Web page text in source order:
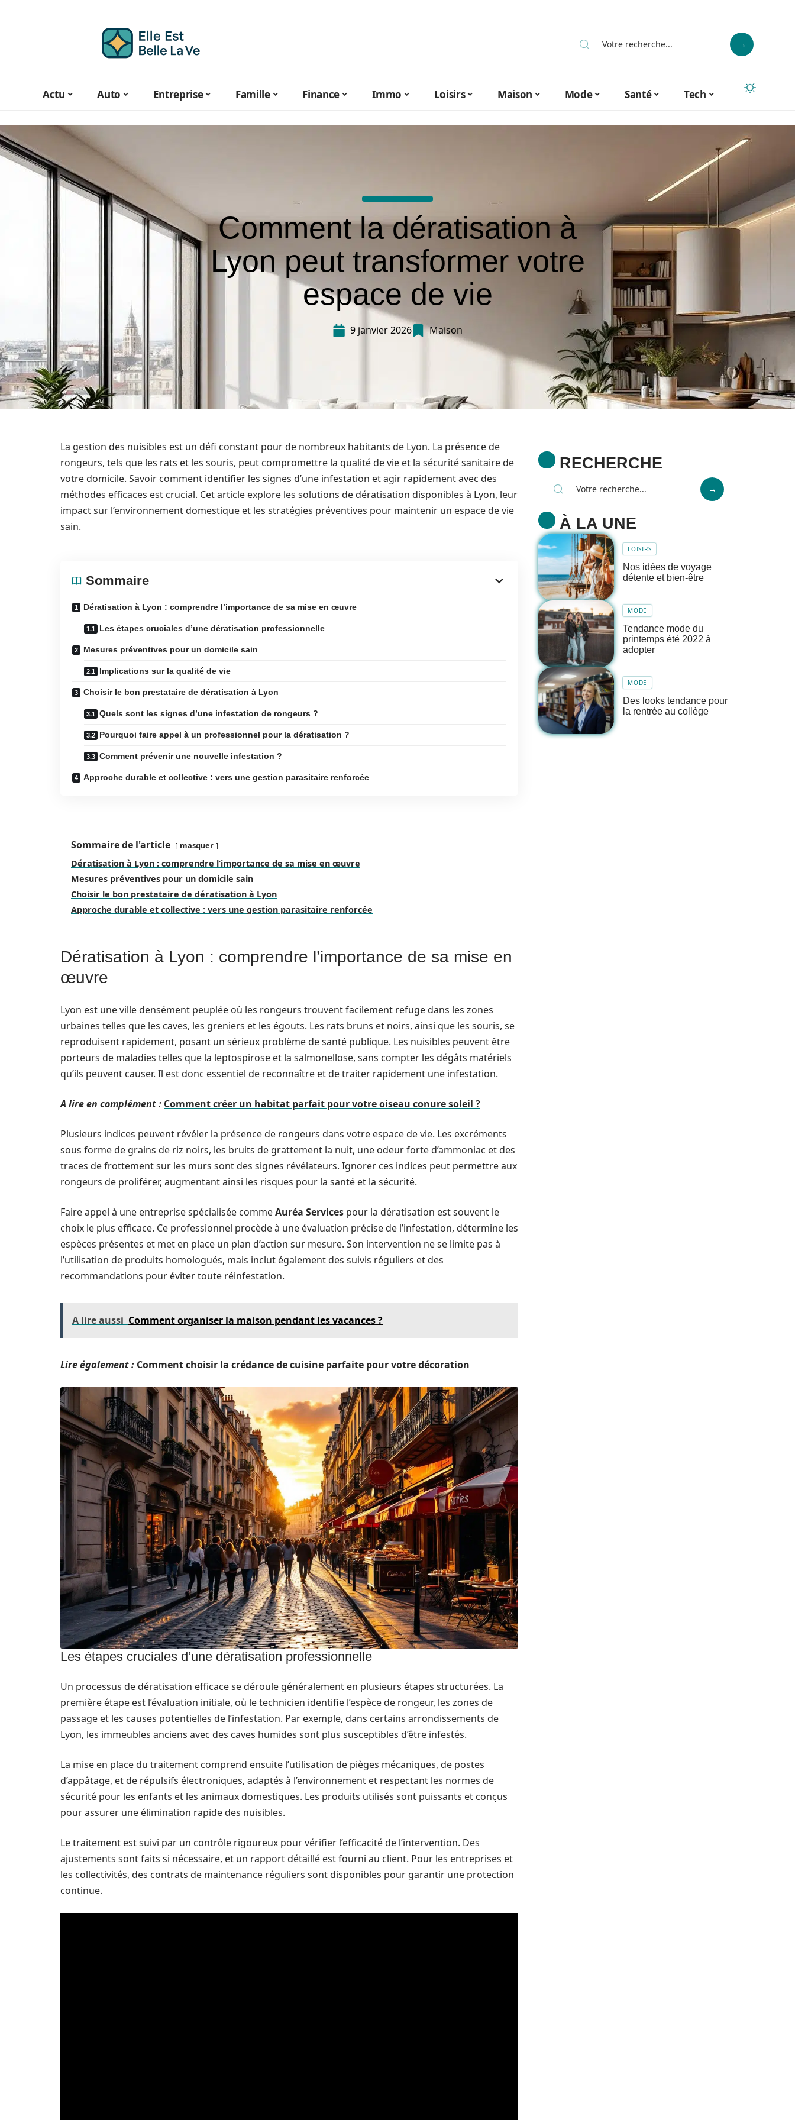
Actu Auto Entreprise Famille Finance Immo Loisirs Maison Mode Santé Tech
Comment la dératisation à
Lyon peut transformer votre
espace de vie
9 janvier 2026 Maison
La gestion des nuisibles est un défi constant pour de nombreux habitants de Lyon. La présence de
rongeurs, tels que les rats et les souris, peut compromettre la qualité de vie et la sécurité sanitaire de
votre domicile. Savoir comment identifier les signes d’une infestation et agir rapidement avec des
méthodes efficaces est crucial. Cet article explore les solutions de dératisation disponibles à Lyon, leur
impact sur l’environnement domestique et les stratégies préventives pour maintenir un espace de vie
sain.
Sommaire
Dératisation à Lyon : comprendre l’importance de sa mise en œuvre
Les étapes cruciales d’une dératisation professionnelle
Mesures préventives pour un domicile sain
Implications sur la qualité de vie
Choisir le bon prestataire de dératisation à Lyon
Quels sont les signes d’une infestation de rongeurs ?
Pourquoi faire appel à un professionnel pour la dératisation ?
Comment prévenir une nouvelle infestation ?
Approche durable et collective : vers une gestion parasitaire renforcée
Sommaire de l'article masquer
Dératisation à Lyon : comprendre l’importance de sa mise en œuvre
Mesures préventives pour un domicile sain
Choisir le bon prestataire de dératisation à Lyon
Approche durable et collective : vers une gestion parasitaire renforcée
Dératisation à Lyon : comprendre l’importance de sa mise en
œuvre
Lyon est une ville densément peuplée où les rongeurs trouvent facilement refuge dans les zones
urbaines telles que les caves, les greniers et les égouts. Les rats bruns et noirs, ainsi que les souris, se
reproduisent rapidement, posant un sérieux problème de santé publique. Les nuisibles peuvent être
porteurs de maladies telles que la leptospirose et la salmonellose, sans compter les dégâts matériels
qu’ils peuvent causer. Il est donc essentiel de reconnaître et de traiter rapidement une infestation.
A lire en complément : Comment créer un habitat parfait pour votre oiseau conure soleil ?
Plusieurs indices peuvent révéler la présence de rongeurs dans votre espace de vie. Les excréments
sous forme de grains de riz noirs, les bruits de grattement la nuit, une odeur forte d’ammoniac et des
traces de frottement sur les murs sont des signes révélateurs. Ignorer ces indices peut permettre aux
rongeurs de proliférer, augmentant ainsi les risques pour la santé et la sécurité.
Faire appel à une entreprise spécialisée commeAuréa Services pour la dératisation est souvent le
choix le plus efficace. Ce professionnel procède à une évaluation précise de l’infestation, détermine les
espèces présentes et met en place un plan d’action sur mesure. Son intervention ne se limite pas à
l’utilisation de produits homologués, mais inclut également des suivis réguliers et des
recommandations pour éviter toute réinfestation.
A lire aussi Comment organiser la maison pendant les vacances ?
Lire également : Comment choisir la crédance de cuisine parfaite pour votre décoration
Les étapes cruciales d’une dératisation professionnelle
Un processus de dératisation efficace se déroule généralement en plusieurs étapes structurées. La
première étape est l’évaluation initiale, où le technicien identifie l’espèce de rongeur, les zones de
passage et les causes potentielles de l’infestation. Par exemple, dans certains arrondissements de
Lyon, les immeubles anciens avec des caves humides sont plus susceptibles d’être infestés.
La mise en place du traitement comprend ensuite l’utilisation de pièges mécaniques, de postes
d’appâtage, et de répulsifs électroniques, adaptés à l’environnement et respectant les normes de
sécurité pour les enfants et les animaux domestiques. Les produits utilisés sont puissants et conçus
pour assurer une élimination rapide des nuisibles.
Le traitement est suivi par un contrôle rigoureux pour vérifier l’efficacité de l’intervention. Des
ajustements sont faits si nécessaire, et un rapport détaillé est fourni au client. Pour les entreprises et
les collectivités, des contrats de maintenance réguliers sont disponibles pour garantir une protection
continue.
RECHERCHE
À LA UNE
LOISIRS
Nos idées de voyage
détente et bien-être
MODE
Tendance mode du
printemps été 2022 à
adopter
MODE
Des looks tendance pour
la rentrée au collège